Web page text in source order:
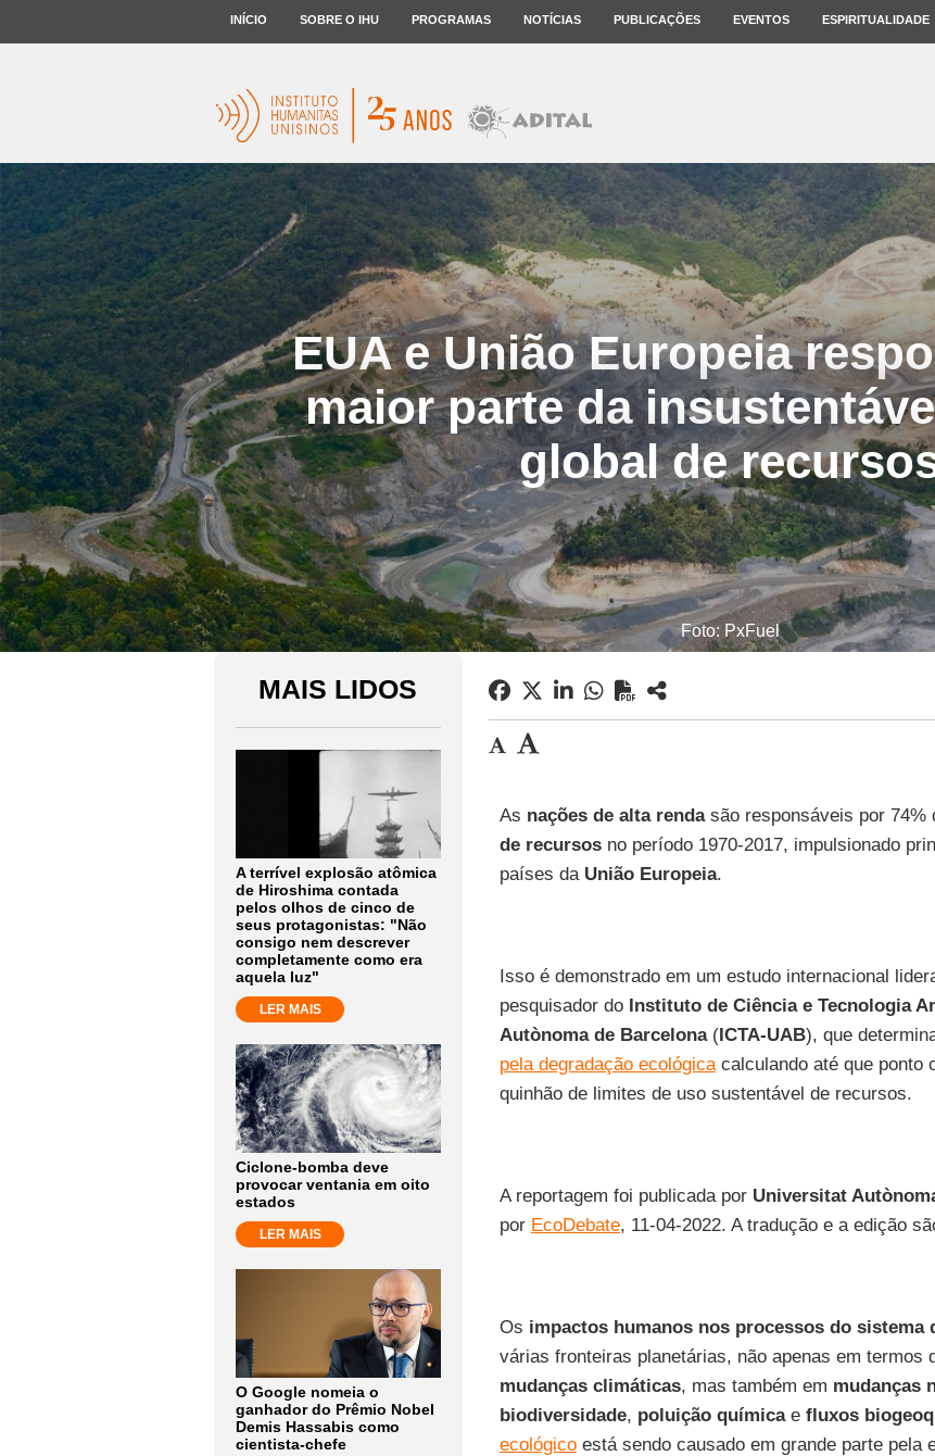
INÍCIO SOBRE O IHU PROGRAMAS NOTÍCIAS PUBLICAÇÕES EVENTOS ESPIRITUALIDADE
EUA e União Europeia
maior parte da
global de
Foto: PxFuel
MAIS LIDOS
A terrível explosão atômica
de Hiroshima contada
pelos olhos de cinco de
seus protagonistas: "Não
consigo nem descrever
completamente como era
aquela luz"
LER MAIS
Ciclone-bomba deve
provocar ventania em oito
estados
LER MAIS
O Google nomeia o
ganhador do Prêmio Nobel
Demis Hassabis como
cientista-chefe
As nações de alta rendasão responsáveis por 74%
de recursosno período 1970-2017, impulsionado
países da União Europeia.
Isso é demonstrado em um estudo internacional
pesquisador do Instituto de Ciência e Tecnologia
Autònoma de Barcelona(ICTA-UAB), que
pela degradação ecológicacalculando até que ponto
quinhão de limites de uso sustentável de recursos.
A reportagem foi publicada por Universitat
por EcoDebate, 11-04-2022. A tradução e a edição
Os impactos humanos nos processos do sistema
várias fronteiras planetárias, não apenas em termos
mudanças climáticas, mas também em mudanças
biodiversidade, poluição químicae fluxos
ecológicoestá sendo causado em grande parte pela